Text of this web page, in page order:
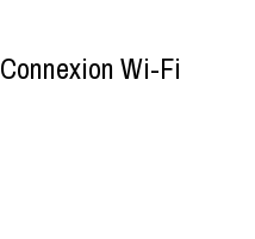
Connexion Wi-Fi